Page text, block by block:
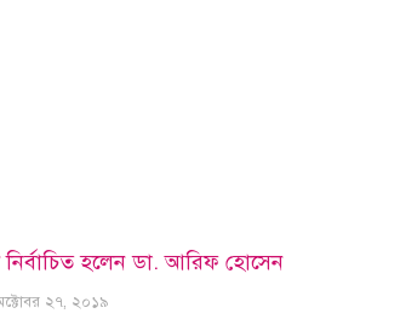
নির্বাচিত হলেন ডা. আরিফ হোসেন
২৭, ২০১৯